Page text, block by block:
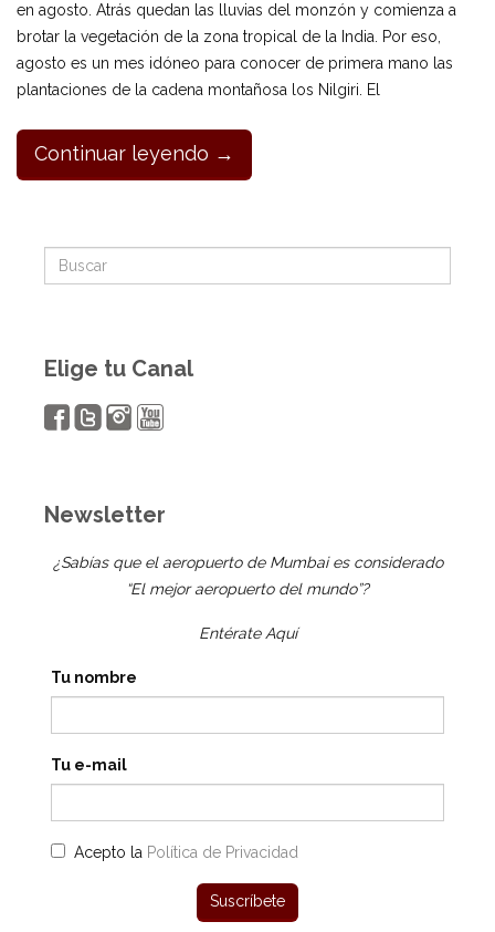
en agosto. Atrás quedan las lluvias del monzón y comienza a
brotar la vegetación de la zona tropical de la India. Por eso,
agosto es un mes idóneo para conocer de primera mano las
plantaciones de la cadena montañosa los Nilgiri. El
Continuar leyendo →
Elige tu Canal
Newsletter
¿Sabías que el aeropuerto de Mumbai es considerado
“El mejor aeropuerto del mundo”?
Entérate Aquí
Tu nombre
Tu e-mail
Acepto la Política de Privacidad